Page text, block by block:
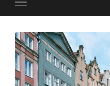
Toggle
mobiel